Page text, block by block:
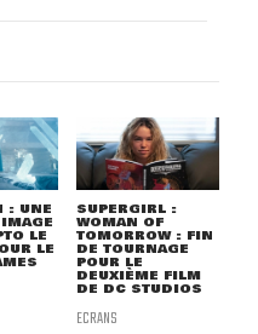
: UNE
LE
LE
SUPERGIRL :
WOMAN OF
TOMORROW : FIN
DE TOURNAGE
POUR LE
DEUXIÈME FILM
DE DC STUDIOS
ECRANS